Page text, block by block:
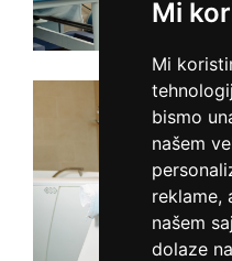
Mi
Mi
bismo
našem
reklame,
našem
dolaze